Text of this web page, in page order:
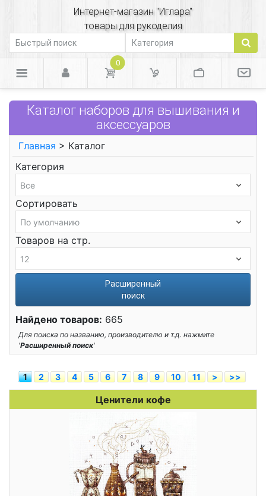
Интернет-магазин "Иглара"
товары для рукоделия
0
Каталог наборов для вышивания и
аксессуаров
Главная > Каталог
Категория
Сортировать
Товаров на стр.
Расширенный
поиск
Найдено товаров: 665
Для поиска по названию, производителю и т.д. нажмите
'Расширенный поиск'
1 2 3 4 5 6 7 8 9 10 11 > >>
Ценители кофе